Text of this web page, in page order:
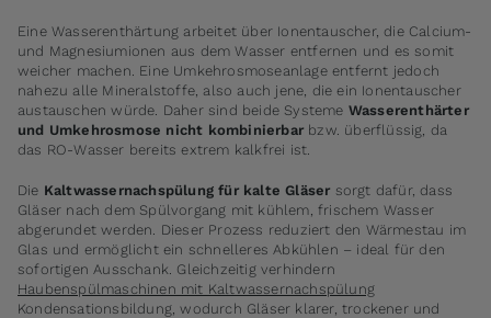
Eine Wasserenthärtung arbeitet über Ionentauscher, die Calcium-
und Magnesiumionen aus dem Wasser entfernen und es somit
weicher machen. Eine Umkehrosmoseanlage entfernt jedoch
nahezu alle Mineralstoffe, also auch jene, die ein Ionentauscher
austauschen würde. Daher sind beide Systeme Wasserenthärter
und Umkehrosmose nicht kombinierbar bzw. überflüssig, da
das RO-Wasser bereits extrem kalkfrei ist.
Die Kaltwassernachspülung für kalte Gläser sorgt dafür, dass
Gläser nach dem Spülvorgang mit kühlem, frischem Wasser
abgerundet werden. Dieser Prozess reduziert den Wärmestau im
Glas und ermöglicht ein schnelleres Abkühlen – ideal für den
sofortigen Ausschank. Gleichzeitig verhindern
Haubenspülmaschinen mit Kaltwassernachspülung
Kondensationsbildung, wodurch Gläser klarer, trockener und